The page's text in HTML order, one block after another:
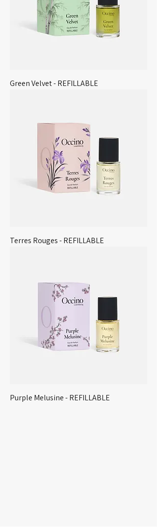
Green Velvet - REFILLABLE
Terres Rouges - REFILLABLE
Purple Melusine - REFILLABLE